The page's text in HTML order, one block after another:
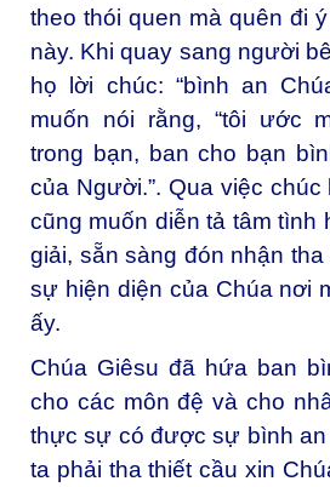
theo thói quen mà quên đi
này. Khi quay sang người
họ lời chúc: “bình an
muốn nói rằng, “tôi ước
trong bạn, ban cho bạn
của Người.”. Qua việc
cũng muốn diễn tả tâm tình
giải, sẵn sàng đón nhận
sự hiện diện của Chúa nơi
ấy.
Chúa Giêsu đã hứa ban
cho các môn đệ và cho
thực sự có được sự bình an
ta phải tha thiết cầu xin